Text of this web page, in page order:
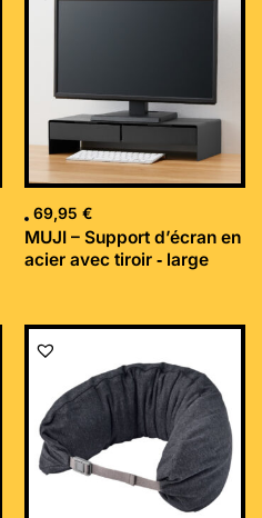
69,95 €
MUJI – Support d’écran en
acier avec tiroir ‐ large